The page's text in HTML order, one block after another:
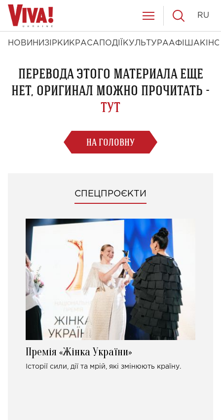
НОВИНИ ЗІРКИ КРАСА ПОДІЇ КУЛЬТУРААФІША КІНО
RU
ПЕРЕВОДА ЭТОГО МАТЕРИАЛА ЕЩЕ
НЕТ, ОРИГИНАЛ МОЖНО ПРОЧИТАТЬ -
ТУТ
НА ГОЛОВНУ
СПЕЦПРОЄКТИ
Премія «Жінка України»
Історії сили, дії та мрій, які змінюють країну.